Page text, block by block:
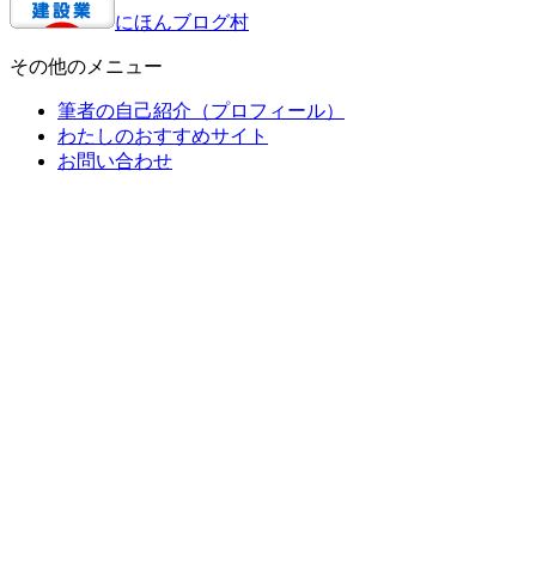
にほんブログ村
その他のメニュー
筆者の自己紹介（プロフィール）
わたしのおすすめサイト
お問い合わせ